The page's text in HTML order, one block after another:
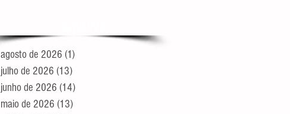
agosto de 2026 (1)
julho de 2026 (13)
junho de 2026 (14)
maio de 2026 (13)